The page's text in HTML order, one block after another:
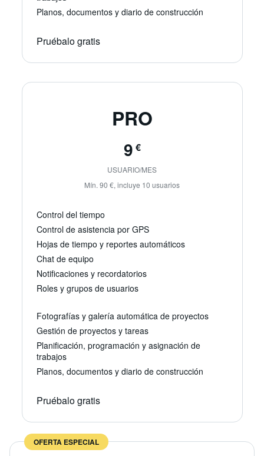
Planos, documentos y diario de construcción
Pruébalo gratis
PRO
9 €
USUARIO/MES
Mín. 90 €, incluye 10 usuarios
Control del tiempo
Control de asistencia por GPS
Hojas de tiempo y reportes automáticos
Chat de equipo
Notificaciones y recordatorios
Roles y grupos de usuarios
Fotografías y galería automática de proyectos
Gestión de proyectos y tareas
Planificación, programación y asignación de
trabajos
Planos, documentos y diario de construcción
Pruébalo gratis
OFERTA ESPECIAL